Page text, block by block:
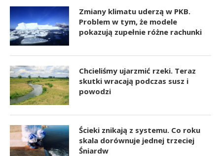
Zmiany klimatu uderzą w PKB.
Problem w tym, że modele
pokazują zupełnie różne rachunki
Chcieliśmy ujarzmić rzeki. Teraz
skutki wracają podczas susz i
powodzi
Ścieki znikają z systemu. Co roku
skala dorównuje jednej trzeciej
Śniardw